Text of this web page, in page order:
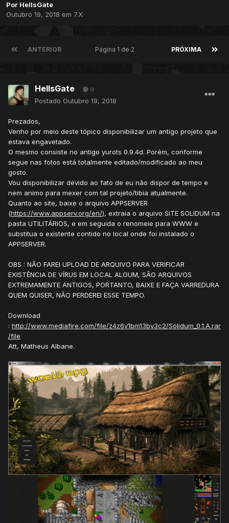
Por HellsGate
Outubro 19, 2018 em 7.X
ANTERIOR PRÓXIMA
Página 1 de 2
HellsGate 0
Postado Outubro 19, 2018
Prezados,
Venho por meio deste tópico disponibilizar um antigo projeto que
estava engavetado.
O mesmo consiste no antigo yurots 0.9.4d. Porém, conforme
segue nas fotos está totalmente editado/modificado ao meu
gosto.
Vou disponibilizar devido ao fato de eu não dispor de tempo e
nem animo para mexer com tal projeto/tibia atualmente.
Quanto ao site, baixe o arquivo APPSERVER
(https://www.appserv.org/en/), extraia o arquivo SITE SOLIDUM na
pasta UTILITÁRIOS, e em seguida o renomeie para WWW e
substitua o existente contido no local onde foi instalado o
APPSERVER.
OBS : NÃO FAREI UPLOAD DE ARQUIVO PARA VERIFICAR
EXISTÊNCIA DE VÍRUS EM LOCAL ALGUM, SÃO ARQUIVOS
EXTREMAMENTE ANTIGOS, PORTANTO, BAIXE E FAÇA VARREDURA
QUEM QUISER, NÃO PERDEREI ESSE TEMPO.
Download
: http://www.mediafire.com/file/z4z6v1bm13bv3c2/Solidum_0.1.A.rar
/file
Att, Matheus Albane.